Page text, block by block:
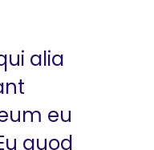
alia
eu
quod